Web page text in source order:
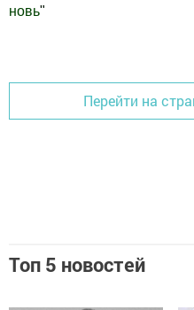
новь"
Перейти на
Топ 5 новостей